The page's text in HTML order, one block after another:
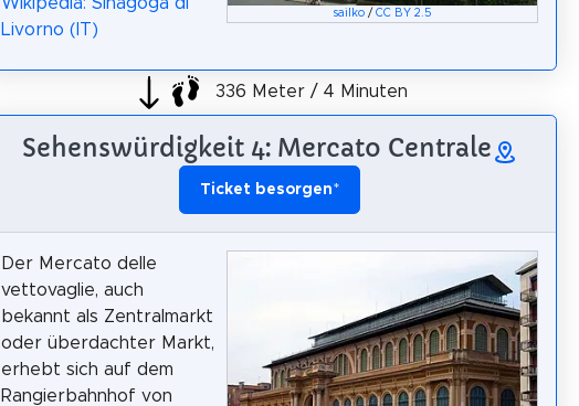
sailko /CC BY 2.5
Livorno (IT)
336 Meter / 4 Minuten
Sehenswürdigkeit 4: Mercato Centrale
Ticket besorgen*
Der Mercato delle
vettovaglie, auch
bekannt als Zentralmarkt
oder überdachter Markt,
erhebt sich auf dem
Rangierbahnhof von